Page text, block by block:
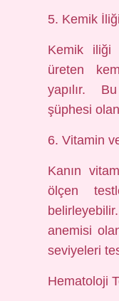
5. Kemik
Kemik iliği
üreten
yapılır.
şüphesi
6. Vitamin
Kanın
ölçen
anemisi
seviyeleri
Hematoloji